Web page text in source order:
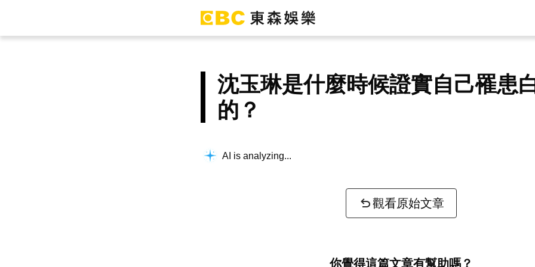
沈玉琳是什麼時候證實自己罹患
的？
AI is analyzing...
觀看原始文章
你覺得這篇文章有幫助嗎？